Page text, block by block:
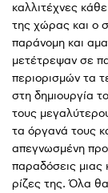
καλλιτέχνες
της χώρας και ο
παράνομη και
μετέτρεψαν σε
περιορισμών τα
στη δημιουργία
τους
τα όργανά τους
απεγνωσμένη
παραδόσεις μιας
ρίζες της. Όλα